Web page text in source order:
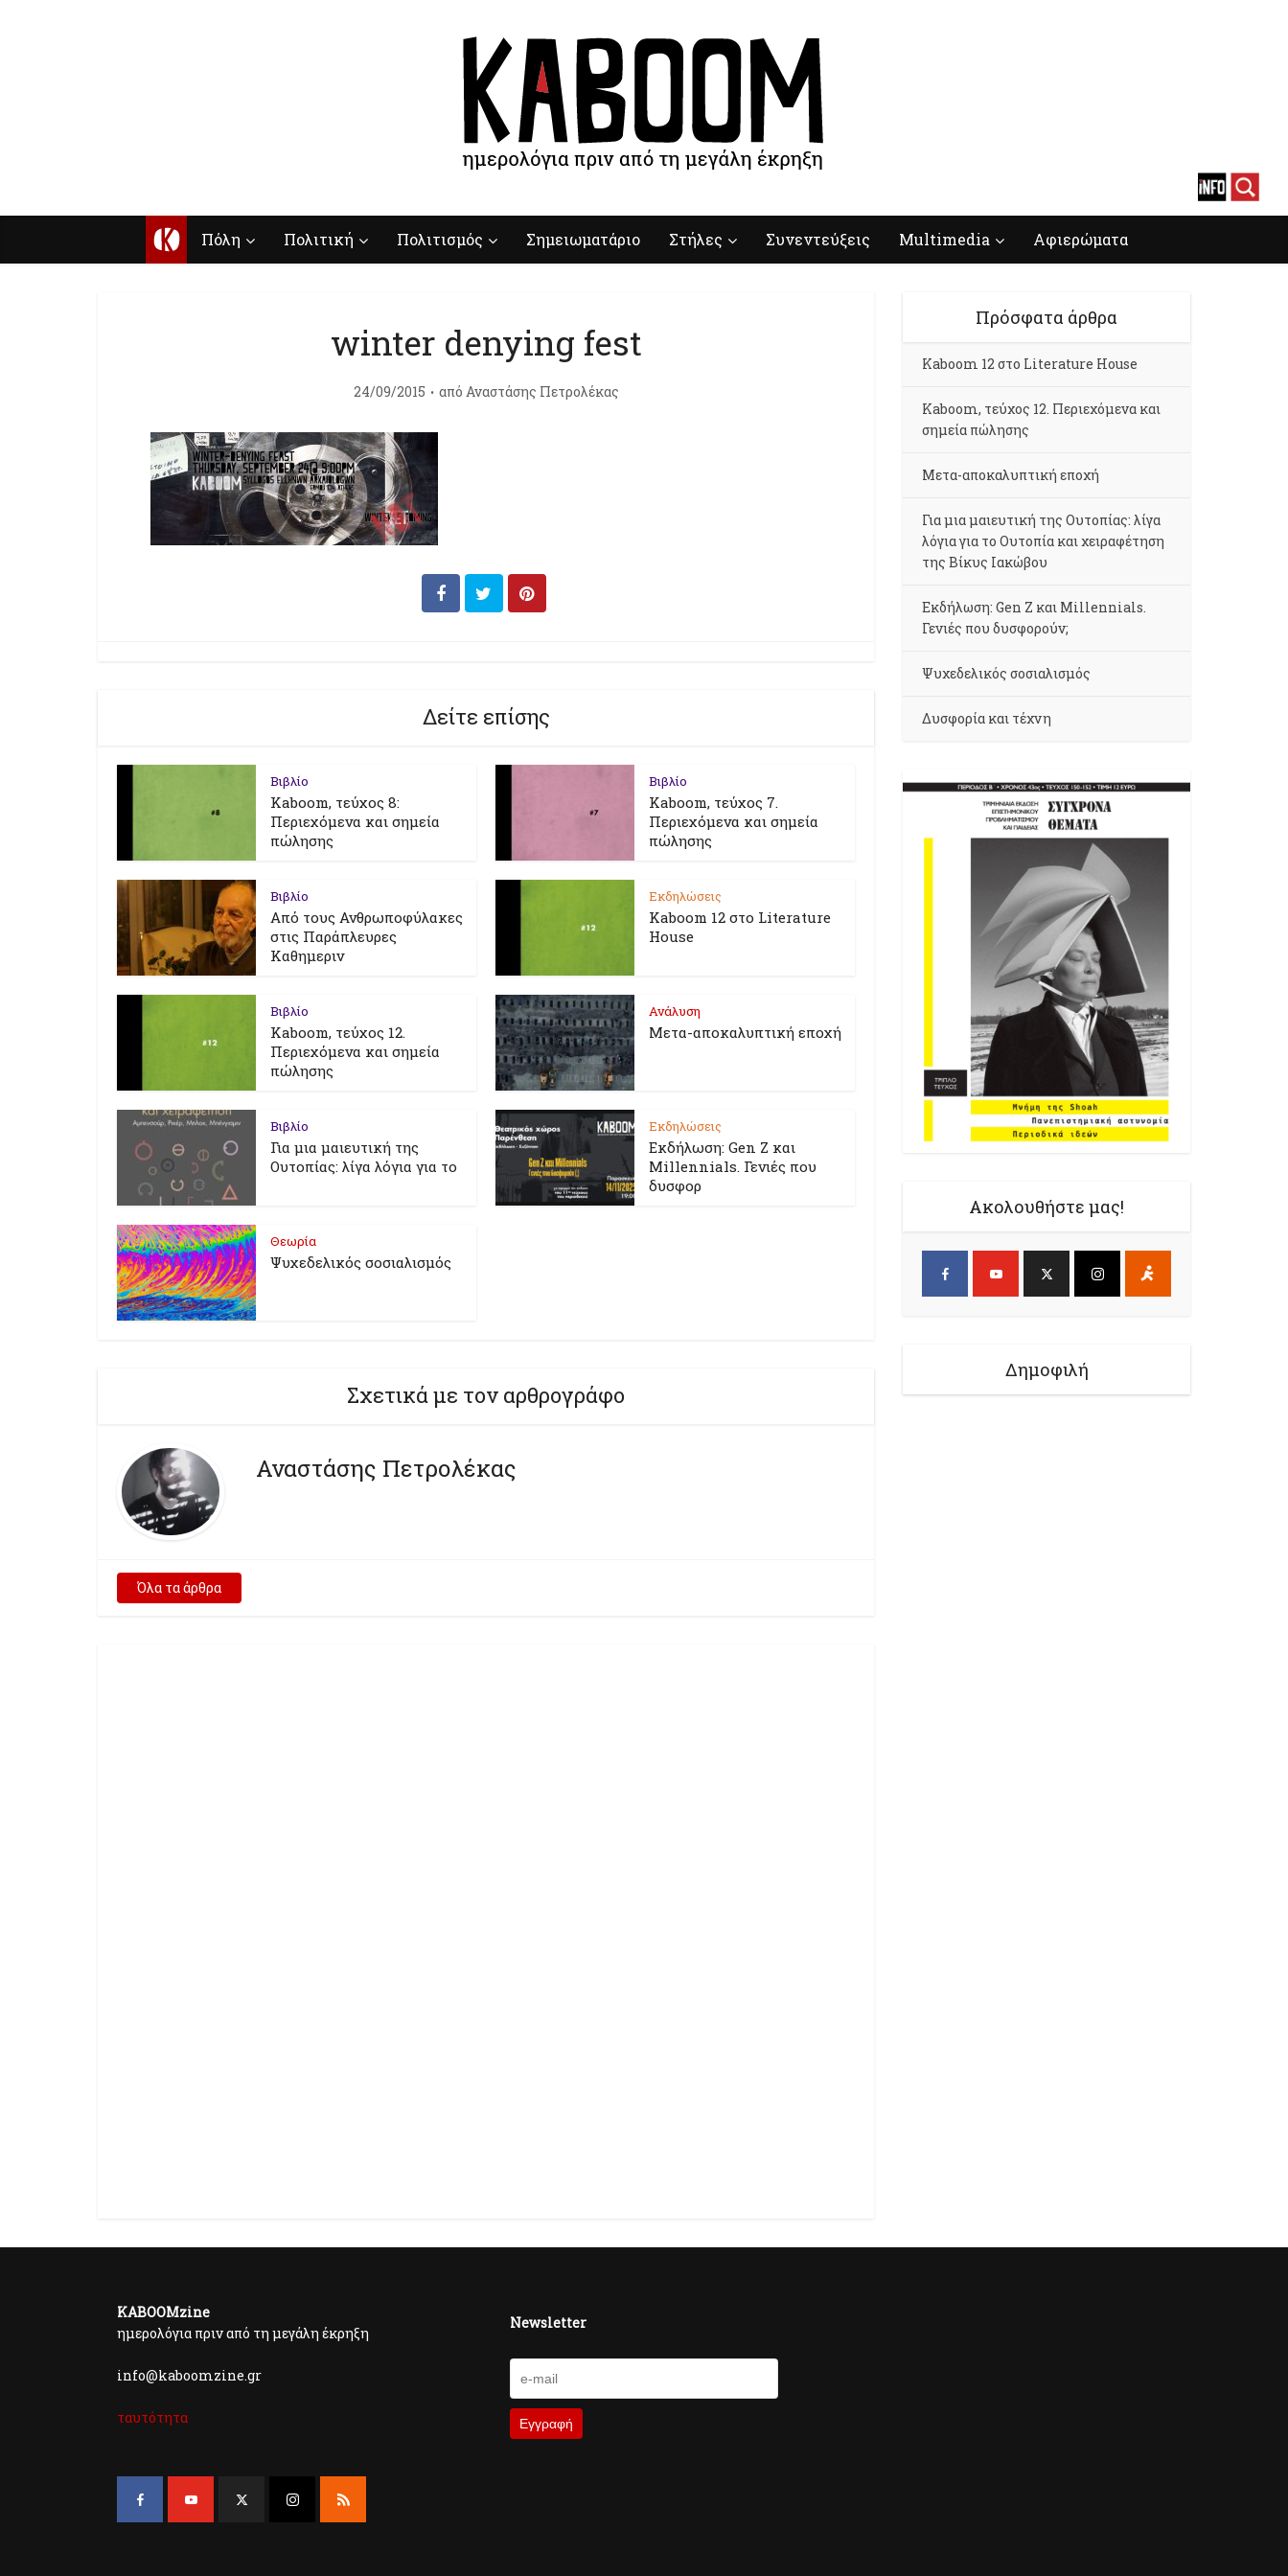
Κ Πόλη Πολιτική Πολιτισμός Σημειωματάριο Στήλες Συνεντεύξεις Multimedia Αφιερώματα
winter denying fest
24/09/2015 από Αναστάσης Πετρολέκας
Δείτε επίσης
Βιβλίο
Kaboom, τεύχος 8:
Περιεχόμενα και σημεία
πώλησης
Βιβλίο
Kaboom, τεύχος 7.
Περιεχόμενα και σημεία
πώλησης
Βιβλίο
Από τους Ανθρωποφύλακες
στις Παράπλευρες
Καθημεριν
Εκδηλώσεις
Kaboom 12 στο Literature
House
Βιβλίο
Kaboom, τεύχος 12.
Περιεχόμενα και σημεία
πώλησης
Ανάλυση
Μετα-αποκαλυπτική εποχή
Βιβλίο
Για μια μαιευτική της
Ουτοπίας: λίγα λόγια για το
Εκδηλώσεις
Εκδήλωση: Gen Z και
Millennials. Γενιές που
δυσφορ
Θεωρία
Ψυχεδελικός σοσιαλισμός
Σχετικά με τον αρθρογράφο
Αναστάσης Πετρολέκας
Όλα τα άρθρα
Πρόσφατα άρθρα
Kaboom 12 στο Literature House
Kaboom, τεύχος 12. Περιεχόμενα και
σημεία πώλησης
Μετα-αποκαλυπτική εποχή
Για μια μαιευτική της Ουτοπίας: λίγα
λόγια για το Ουτοπία και χειραφέτηση
της Βίκυς Ιακώβου
Εκδήλωση: Gen Z και Millennials.
Γενιές που δυσφορούν;
Ψυχεδελικός σοσιαλισμός
Δυσφορία και τέχνη
Ακολουθήστε μας!
Δημοφιλή
KABOOMzine
ημερολόγια πριν από τη μεγάλη έκρηξη
info@kaboomzine.gr
ταυτότητα
Newsletter